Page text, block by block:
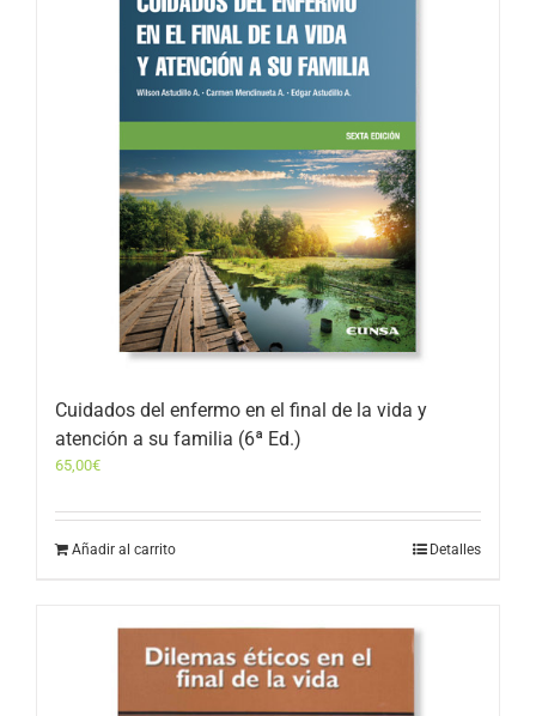
Cuidados del enfermo en el final de la vida y
atención a su familia (6ª Ed.)
65,00€
Añadir al carrito Detalles